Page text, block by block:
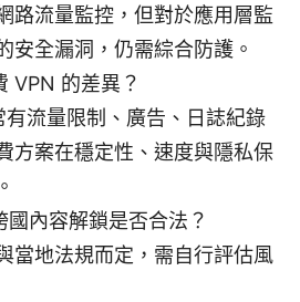
路流量監控，但對於應用層監
安全漏洞，仍需綜合防護。
VPN 的差異？
有流量限制、廣告、日誌紀錄
方案在穩定性、速度與隱私保
內容解鎖是否合法？
當地法規而定，需自行評估風